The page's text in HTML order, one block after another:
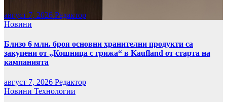
август 7, 2026 Редактор
Новини
Близо 6 млн. броя основни хранителни продукти са
закупени от „Кошница с грижа“ в Kaufland от старта на
кампанията
август 7, 2026 Редактор
Новини Технологии